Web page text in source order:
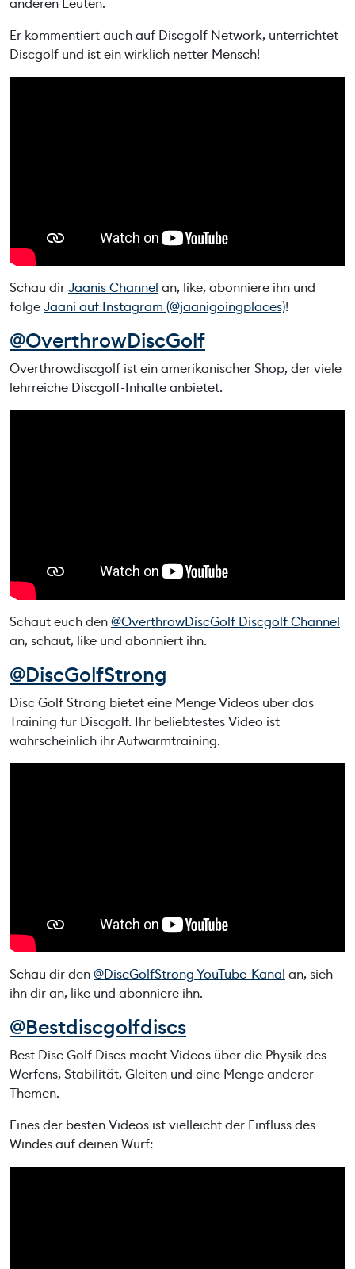
Er kommentiert auch auf Discgolf Network, unterrichtet
Discgolf und ist ein wirklich netter Mensch!
Schau dirJaanis Channel an, like, abonniere ihn und
folgeJaani auf Instagram (@jaanigoingplaces)!
@OverthrowDiscGolf
Overthrowdiscgolf ist ein amerikanischer Shop, der viele
lehrreiche Discgolf-Inhalte anbietet.
Schaut euch den@OverthrowDiscGolf Discgolf Channel
an, schaut, like und abonniert ihn.
@DiscGolfStrong
Disc Golf Strong bietet eine Menge Videos über das
Training für Discgolf. Ihr beliebtestes Video ist
wahrscheinlich ihr Aufwärmtraining.
Schau dir den@DiscGolfStrong YouTube-Kanal an, sieh
ihn dir an, like und abonniere ihn.
@Bestdiscgolfdiscs
Best Disc Golf Discs macht Videos über die Physik des
Werfens, Stabilität, Gleiten und eine Menge anderer
Themen.
Eines der besten Videos ist vielleicht der Einfluss des
Windes auf deinen Wurf: